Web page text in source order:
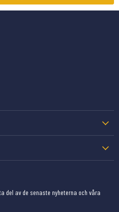
del av de senaste nyheterna och våra